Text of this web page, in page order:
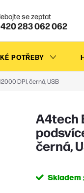
283 062 062
POTŘEBY
DPI, černá, USB
A4tech
černá,
Skladem